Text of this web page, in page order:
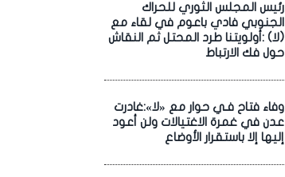
رئيس المجلس الثوري للحراك
الجنوبي فادي باعوم في لقاء مع
(لا) :أولويتنا طرد المحتل ثم النقاش
حول فك الارتباط
وفاء فتاح فـي حوار مع «لا»:غادرت
عدن في غمرة الاغتيالات ولن أعود
إليها إلا باستقرار الأوضاع